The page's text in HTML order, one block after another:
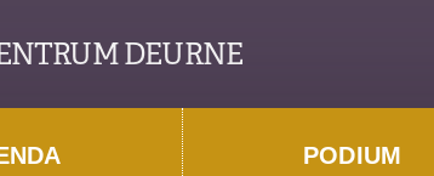
DEURNE
PODIUM